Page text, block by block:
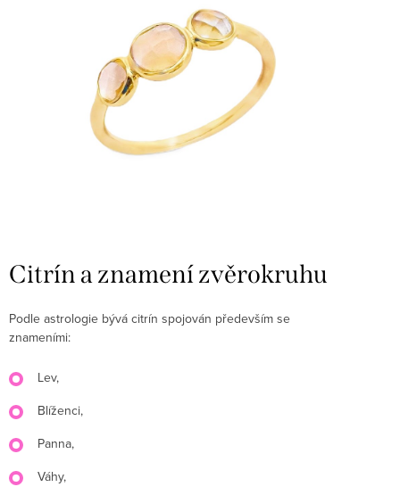
Citrín a znamení zvěrokruhu
Podle astrologie bývá citrín spojován především se
znameními:
Lev,
Blíženci,
Panna,
Váhy,